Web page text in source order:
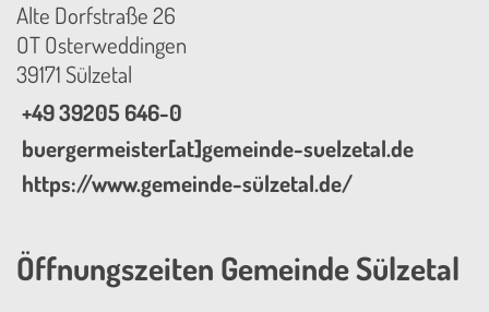
Alte Dorfstraße 26
OT Osterweddingen
39171 Sülzetal
+49 39205 646-0
buergermeister[at]gemeinde-suelzetal.de
https://www.gemeinde-sülzetal.de/
Öffnungszeiten Gemeinde Sülzetal